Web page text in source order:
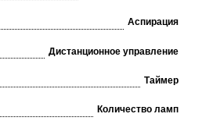
Аспирация
Дистанционное управление
Таймер
Количество ламп